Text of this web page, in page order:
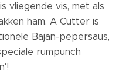
vliegende vis, met als
ham. A Cutter is
Bajan-pepersaus,
rumpunch